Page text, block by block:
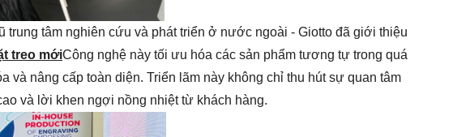
trung tâm nghiên cứu và phát triển ở nước ngoài - Giotto đã giới thiệu
treo mớiCông nghệ này tối ưu hóa các sản phẩm tương tự trong quá
nâng cấp toàn diện. Triển lãm này không chỉ thu hút sự quan tâm
và lời khen ngợi nồng nhiệt từ khách hàng.